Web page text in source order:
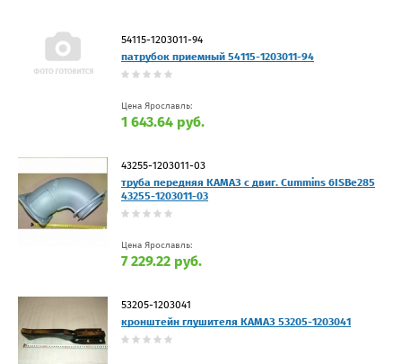
54115-1203011-94
патрубок приемный 54115-1203011-94
Цена Ярославль:
1 643.64 руб.
43255-1203011-03
труба передняя КАМАЗ с двиг. Cummins 6ISBe285
43255-1203011-03
Цена Ярославль:
7 229.22 руб.
53205-1203041
кронштейн глушителя КАМАЗ 53205-1203041